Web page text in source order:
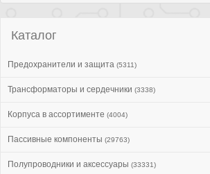
Каталог
Предохранители и защита (5311)
Трансформаторы и сердечники (3338)
Корпуса в ассортименте (4004)
Пассивные компоненты (29763)
Полупроводники и аксессуары (33331)